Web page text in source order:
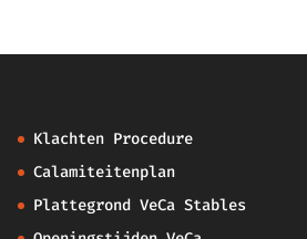
Klachten Procedure
Calamiteitenplan
Plattegrond VeCa Stables